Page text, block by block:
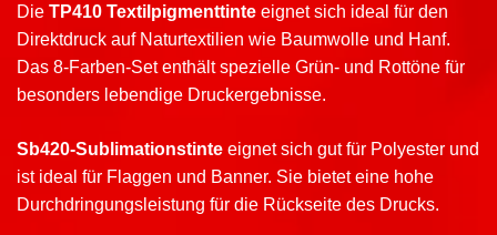
Die TP410 Textilpigmenttinte eignet sich ideal für den
Direktdruck auf Naturtextilien wie Baumwolle und Hanf.
Das 8-Farben-Set enthält spezielle Grün- und Rottöne für
besonders lebendige Druckergebnisse.
Sb420-Sublimationstinte eignet sich gut für Polyester und
ist ideal für Flaggen und Banner. Sie bietet eine hohe
Durchdringungsleistung für die Rückseite des Drucks.